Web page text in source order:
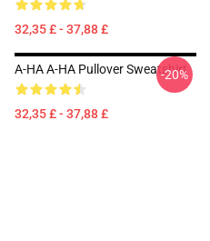
32,35 £ - 37,88 £
A-HA A-HA Pullover Sweatshirt
32,35 £ - 37,88 £
-20%